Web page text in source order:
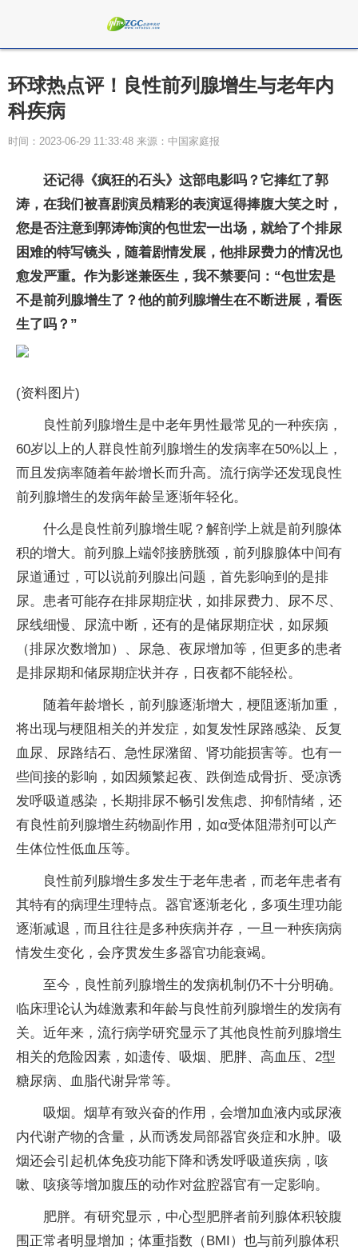
环球热点评！良性前列腺增生与老年内
科疾病
时间：2023-06-29 11:33:48 来源：中国家庭报
还记得《疯狂的石头》这部电影吗？它捧红了郭
涛，在我们被喜剧演员精彩的表演逗得捧腹大笑之时，
您是否注意到郭涛饰演的包世宏一出场，就给了个排尿
困难的特写镜头，随着剧情发展，他排尿费力的情况也
愈发严重。作为影迷兼医生，我不禁要问：“包世宏是
不是前列腺增生了？他的前列腺增生在不断进展，看医
生了吗？”
(资料图片)
良性前列腺增生是中老年男性最常见的一种疾病，
60岁以上的人群良性前列腺增生的发病率在50%以上，
而且发病率随着年龄增长而升高。流行病学还发现良性
前列腺增生的发病年龄呈逐渐年轻化。
什么是良性前列腺增生呢？解剖学上就是前列腺体
积的增大。前列腺上端邻接膀胱颈，前列腺腺体中间有
尿道通过，可以说前列腺出问题，首先影响到的是排
尿。患者可能存在排尿期症状，如排尿费力、尿不尽、
尿线细慢、尿流中断，还有的是储尿期症状，如尿频
（排尿次数增加）、尿急、夜尿增加等，但更多的患者
是排尿期和储尿期症状并存，日夜都不能轻松。
随着年龄增长，前列腺逐渐增大，梗阻逐渐加重，
将出现与梗阻相关的并发症，如复发性尿路感染、反复
血尿、尿路结石、急性尿潴留、肾功能损害等。也有一
些间接的影响，如因频繁起夜、跌倒造成骨折、受凉诱
发呼吸道感染，长期排尿不畅引发焦虑、抑郁情绪，还
有良性前列腺增生药物副作用，如α受体阻滞剂可以产
生体位性低血压等。
良性前列腺增生多发生于老年患者，而老年患者有
其特有的病理生理特点。器官逐渐老化，多项生理功能
逐渐减退，而且往往是多种疾病并存，一旦一种疾病病
情发生变化，会序贯发生多器官功能衰竭。
至今，良性前列腺增生的发病机制仍不十分明确。
临床理论认为雄激素和年龄与良性前列腺增生的发病有
关。近年来，流行病学研究显示了其他良性前列腺增生
相关的危险因素，如遗传、吸烟、肥胖、高血压、2型
糖尿病、血脂代谢异常等。
吸烟。烟草有致兴奋的作用，会增加血液内或尿液
内代谢产物的含量，从而诱发局部器官炎症和水肿。吸
烟还会引起机体免疫功能下降和诱发呼吸道疾病，咳
嗽、咳痰等增加腹压的动作对盆腔器官有一定影响。
肥胖。有研究显示，中心型肥胖者前列腺体积较腹
围正常者明显增加；体重指数（BMI）也与前列腺体积